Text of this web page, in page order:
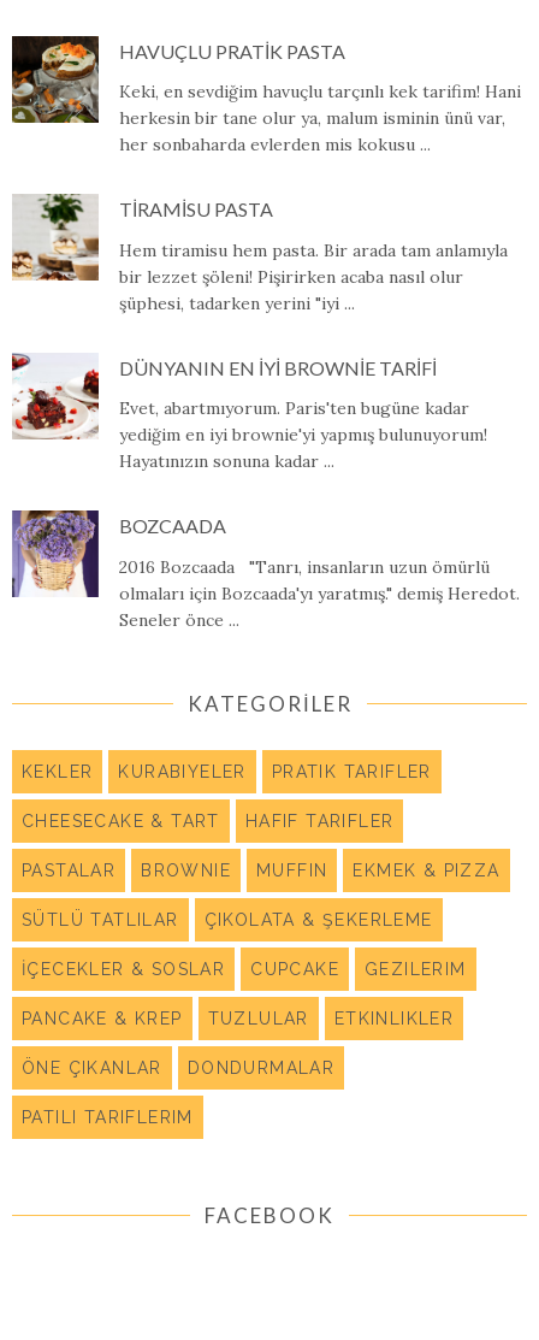
HAVUÇLU PRATİK PASTA
Keki, en sevdiğim havuçlu tarçınlı kek tarifim! Hani
herkesin bir tane olur ya, malum isminin ünü var,
her sonbaharda evlerden mis kokusu ...
TİRAMİSU PASTA
Hem tiramisu hem pasta. Bir arada tam anlamıyla
bir lezzet şöleni! Pişirirken acaba nasıl olur
şüphesi, tadarken yerini "iyi ...
DÜNYANIN EN İYİ BROWNİE TARİFİ
Evet, abartmıyorum. Paris'ten bugüne kadar
yediğim en iyi brownie'yi yapmış bulunuyorum!
Hayatınızın sonuna kadar ...
BOZCAADA
2016 Bozcaada "Tanrı, insanların uzun ömürlü
olmaları için Bozcaada'yı yaratmış." demiş Heredot.
Seneler önce ...
KATEGORİLER
KEKLER KURABIYELER PRATIK TARIFLER
CHEESECAKE & TART HAFIF TARIFLER
PASTALAR BROWNIE MUFFIN EKMEK & PIZZA
SÜTLÜ TATLILAR ÇIKOLATA & ŞEKERLEME
İÇECEKLER & SOSLAR CUPCAKE GEZILERIM
PANCAKE & KREP TUZLULAR ETKINLIKLER
ÖNE ÇIKANLAR DONDURMALAR
PATILI TARIFLERIM
FACEBOOK